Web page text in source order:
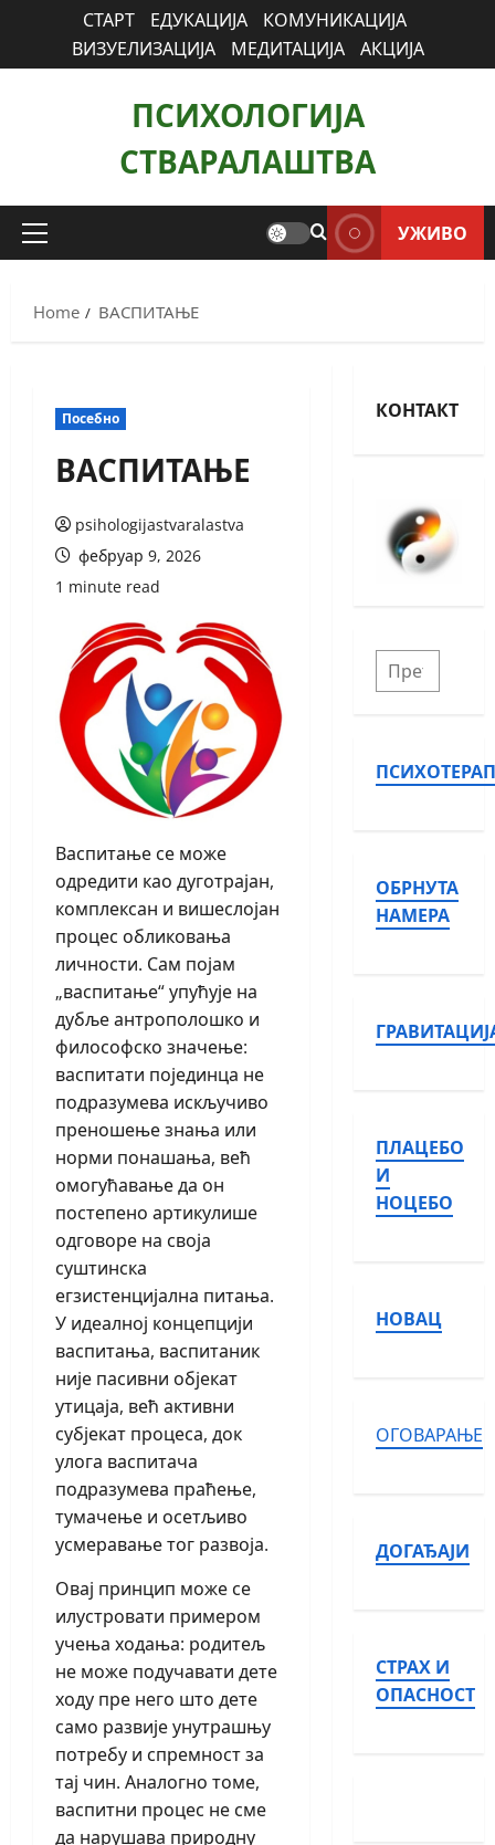
СТАРТ ЕДУКАЦИЈА
КОМУНИКАЦИЈА
ВИЗУЕЛИЗАЦИЈА
МЕДИТАЦИЈА АКЦИЈА
ПСИХОЛОГИЈА
СТВАРАЛАШТВА
УЖИВО
Home ВАСПИТАЊЕ
Посебно
ВАСПИТАЊЕ
psihologijastvaralastva
фебруар 9, 2026
1 minute read
Васпитање се може
одредити као дуготрајан,
комплексан и вишеслојан
процес обликовања
личности. Сам појам
„васпитање“ упућује на
дубље антрополошко и
философско значење:
васпитати појединца не
подразумева искључиво
преношење знања или
норми понашања, већ
омогућавање да он
постепено артикулише
одговоре на своја
суштинска
егзистенцијална питања.
У идеалној концепцији
васпитања, васпитаник
није пасивни објекат
утицаја, већ активни
субјекат процеса, док
улога васпитача
подразумева праћење,
тумачење и осетљиво
усмеравање тог развоја.
Овај принцип може се
илустровати примером
учења ходања: родитељ
не може подучавати дете
ходу пре него што дете
само развије унутрашњу
потребу и спремност за
тај чин. Аналогно томе,
васпитни процес не сме
да нарушава природну
КОНТАКТ
ОБРНУТА
НАМЕРА
ПЛАЦЕБО
И
НОЦЕБО
НОВАЦ
ОГОВАРАЊЕ
ДОГАЂАЈИ
СТРАХ И
ОПАСНОСТ